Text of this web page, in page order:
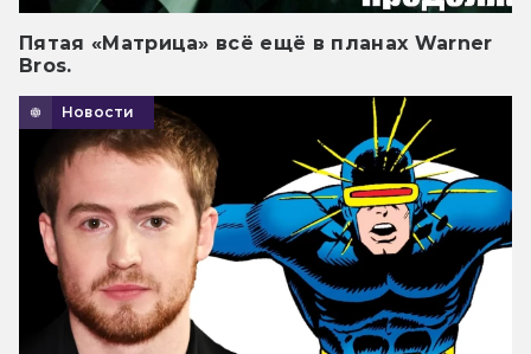
Пятая «Матрица» всё ещё в планах Warner
Bros.
Новости